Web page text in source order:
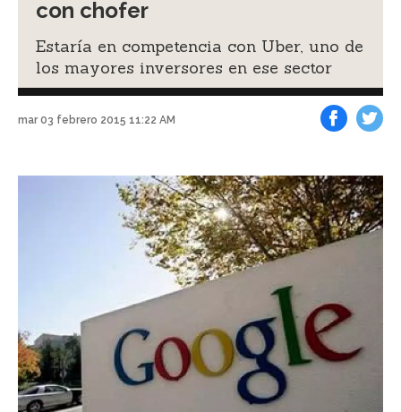
con chofer
Estaría en competencia con Uber, uno de
los mayores inversores en ese sector
mar 03 febrero 2015 11:22 AM